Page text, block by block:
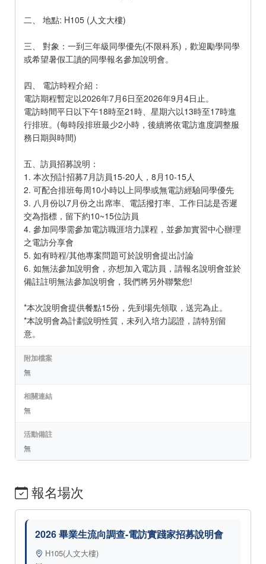
二、 地點: H105 (人文大樓)
三、 對象：一到三年級同學優先(不限科系)，歡迎勵學同學
或希望暑假工讀的同學報名參加說明會。
四、 電訪時程介紹：
電訪期程暫定以2026年7月6日至2026年9月4日止。
電訪時間平日以下午18時至21時、星期六以13時至17時進
行排班。(每時段排班最少2小時，後續將依電訪進度調整服
務日期與時間)
五、訪員招募說明：
1. 本次預計招募7月訪員15-20人，8月10-15人
2. 可配合排班每周10小時以上同學或無電訪經驗同學優先
3. 八月份以7月份之出席率、電話撥打率、工作日誌是否遲
交為指標，留下約10~15位訪員
4. 參加同學需參加電訪職涯培力課程，並參加實習中心辦理
之電訪分享會
5. 如有時程/其他專案問題可於說明會提出討論
6. 如無法參加說明會，亦想加入電訪員，請報名說明會並於
備註註明無法參加說明會，我們將另外聯繫您!
*本次說明會提供餐點15份，先到場先領取，送完為止。
*本說明會為計劃說明性質，未列入培力認證，請特別留
意。
附加檔案
無
相關連結
無
活動備註
無
報名場次
2026 畢業生流向調查-電訪實踐家招募說明會
H105(人文大樓)